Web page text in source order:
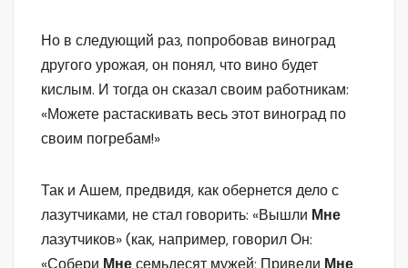
Но в следующий раз, попробовав виноград
другого урожая, он понял, что вино будет
кислым. И тогда он сказал своим работникам:
«Можете растаскивать весь этот виноград по
своим погребам!»
Так и Ашем, предвидя, как обернется дело с
лазутчиками, не стал говорить: «Вышли Мне
лазутчиков» (как, например, говорил Он:
«Собери Мнесемьдесят мужей; Приведи Мне